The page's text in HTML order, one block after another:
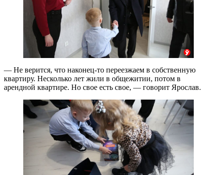
— Не верится, что наконец-то переезжаем в собственную
квартиру. Несколько лет жили в общежитии, потом в
арендной квартире. Но свое есть свое, — говорит Ярослав.